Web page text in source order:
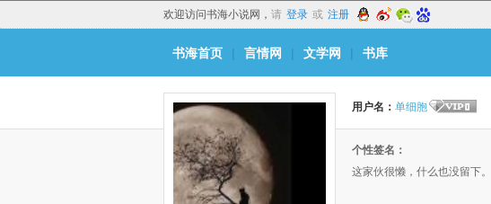
欢迎访问书海小说网， 请 登录 或 注册
书海首页 | 言情网 | 文学网 | 书库
用户名： 单细胞
个性签名：
这家伙很懒，什么也没留下。